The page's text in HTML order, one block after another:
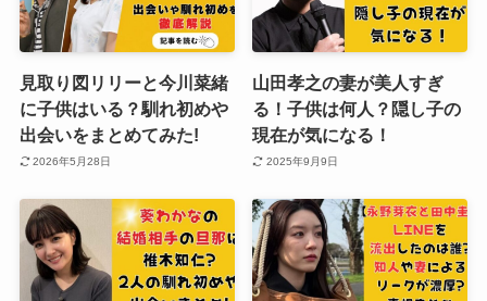
見取り図リリーと今川菜緒
に子供はいる？馴れ初めや
出会いをまとめてみた!
2026年5月28日
山田孝之の妻が美人すぎ
る！子供は何人？隠し子の
現在が気になる！
2025年9月9日